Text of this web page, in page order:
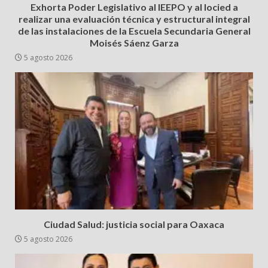
Exhorta Poder Legislativo al IEEPO y al Iocied a
realizar una evaluación técnica y estructural integral
de las instalaciones de la Escuela Secundaria General
Moisés Sáenz Garza
5 agosto 2026
Ciudad Salud: justicia social para Oaxaca
5 agosto 2026